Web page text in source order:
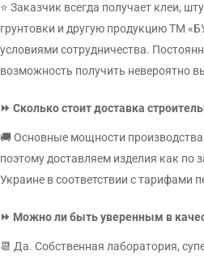
⭐ Заказчик всегда получает клеи,
грунтовки и другую продукцию ТМ
условиями сотрудничества.
возможность получить невероятно
⏩ Сколько стоит доставка
🚚 Основные мощности
поэтому доставляем изделия как по
Украине в соответствии с тарифами
⏩ Можно ли быть уверенным в
📆 Да. Собственная лаборатория,